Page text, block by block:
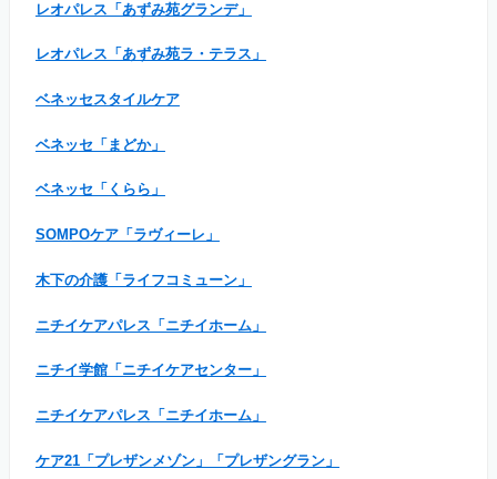
レオパレス「あずみ苑グランデ」
レオパレス「あずみ苑ラ・テラス」
ベネッセスタイルケア
ベネッセ「まどか」
ベネッセ「くらら」
SOMPOケア「ラヴィーレ」
木下の介護「ライフコミューン」
ニチイケアパレス「ニチイホーム」
ニチイ学館「ニチイケアセンター」
ニチイケアパレス「ニチイホーム」
ケア21「プレザンメゾン」「プレザングラン」